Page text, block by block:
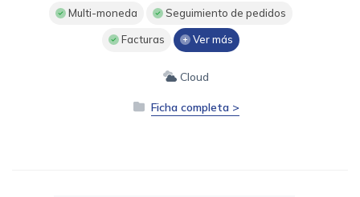
Multi-moneda Seguimiento de pedidos
Facturas Ver más
Cloud
Ficha completa >